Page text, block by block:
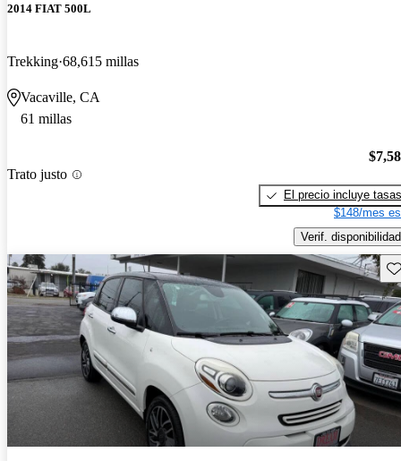
2014 FIAT 500L
Trekking 68,615 millas
Vacaville, CA
61 millas
Trato justo
El precio incluye tasas
$148/mes
Verif. disponibilidad